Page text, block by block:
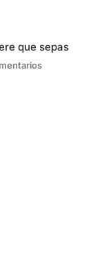
que sepas